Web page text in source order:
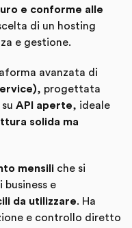
e conforme alle
di un hosting
e gestione.
avanzata di
, progettata
API aperte, ideale
solida ma
mensili che si
e
da utilizzare. Ha
e controllo diretto